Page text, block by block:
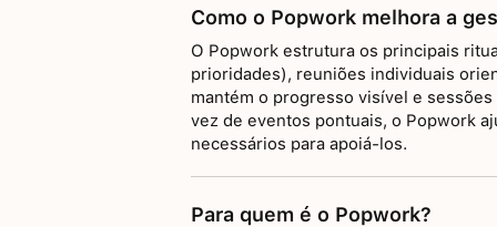
Como o Popwork melhora a
O Popwork estrutura os principais
prioridades), reuniões individuais
mantém o progresso visível e
vez de eventos pontuais, o Popwork
necessários para apoiá-los.
Para quem é o Popwork?